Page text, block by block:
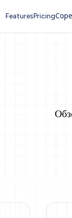
FeaturesPricing